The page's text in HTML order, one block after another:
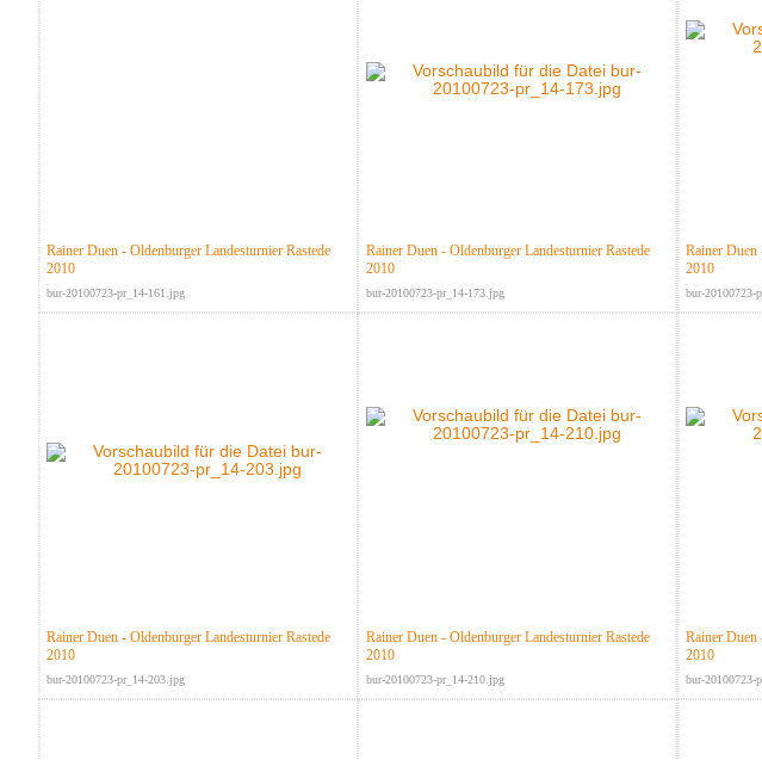
Rainer Duen - Oldenburger Landesturnier Rastede
2010
bur-20100723-pr_14-161.jpg
Rainer Duen - Oldenburger Landesturnier Rastede
2010
bur-20100723-pr_14-173.jpg
Rainer Duen
2010
bur-20100723-
Rainer Duen - Oldenburger Landesturnier Rastede
2010
bur-20100723-pr_14-203.jpg
Rainer Duen - Oldenburger Landesturnier Rastede
2010
bur-20100723-pr_14-210.jpg
Rainer Duen
2010
bur-20100723-